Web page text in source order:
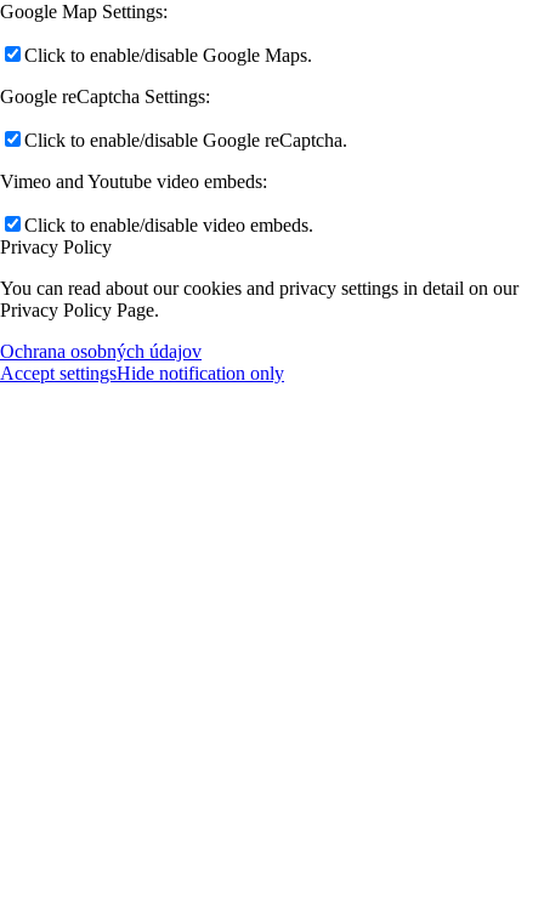
Google Map Settings:
Click to enable/disable Google Maps.
Google reCaptcha Settings:
Click to enable/disable Google reCaptcha.
Vimeo and Youtube video embeds:
Click to enable/disable video embeds.
Privacy Policy
You can read about our cookies and privacy settings in detail on our
Privacy Policy Page.
Ochrana osobných údajov
Accept settingsHide notification only